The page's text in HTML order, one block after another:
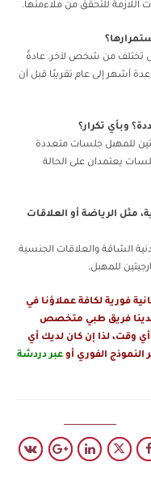
اللازمة للتحقق من ملاءمتها.
تختلف من شخص لآخر. عادةً
أشهر إلى عام تقريبًا قبل أن
للمهبل جلسات متعددة
يعتمدان على الحالة
مثل الرياضة أو العلاقات
الشاقة والعلاقات الجنسية
للمهبل.
فورية لكافة عملاؤنا في
لدينا فريق طبي متخصص
وقت، لذا إن كان لديك أي
الفوري أو عبر دردشة